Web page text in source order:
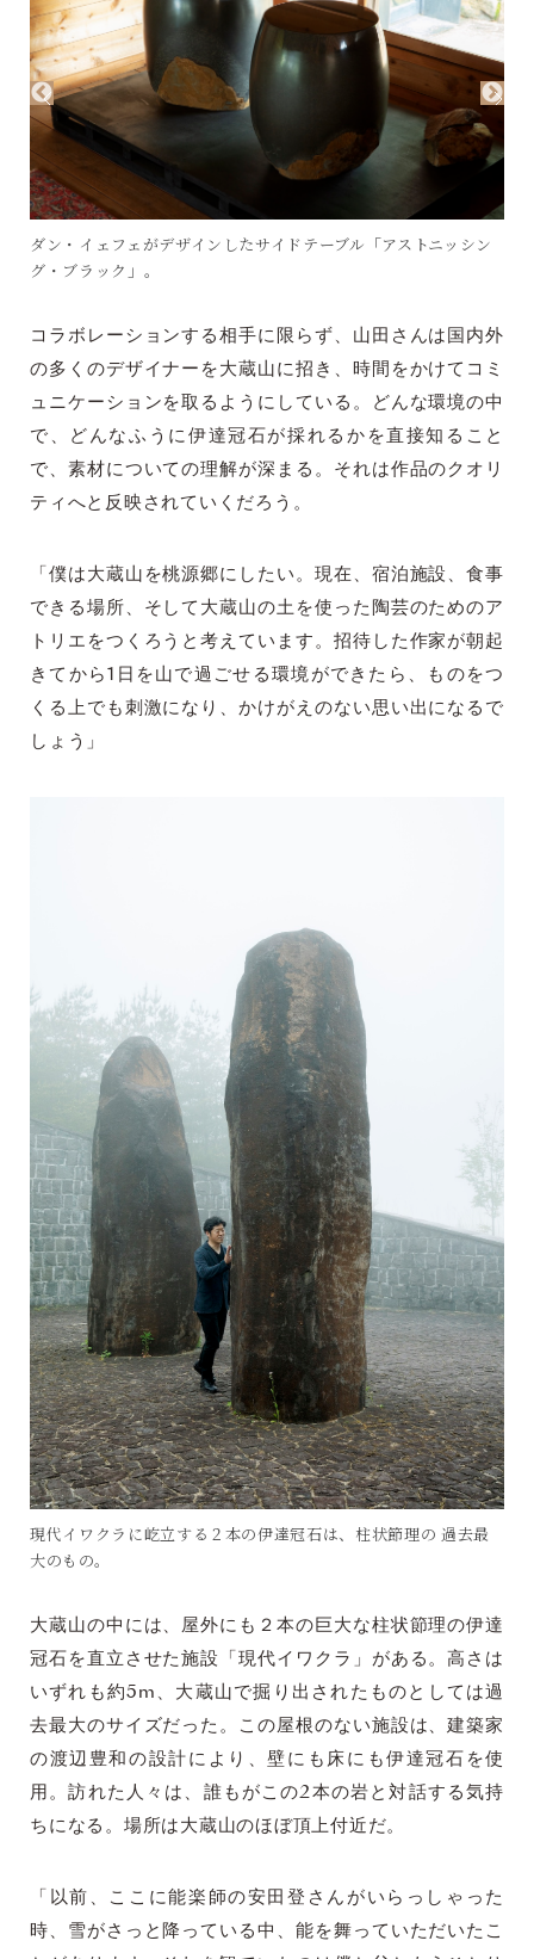
ダン・イェフェがデザインしたサイドテーブル「アストニッシン
グ・ブラック」。
コラボレーションする相手に限らず、山田さんは国内外
の多くのデザイナーを大蔵山に招き、時間をかけてコミ
ュニケーションを取るようにしている。どんな環境の中
で、どんなふうに伊達冠石が採れるかを直接知ること
で、素材についての理解が深まる。それは作品のクオリ
ティへと反映されていくだろう。
「僕は大蔵山を桃源郷にしたい。現在、宿泊施設、食事
できる場所、そして大蔵山の土を使った陶芸のためのア
トリエをつくろうと考えています。招待した作家が朝起
きてから1日を山で過ごせる環境ができたら、ものをつ
くる上でも刺激になり、かけがえのない思い出になるで
しょう」
現代イワクラに屹立する２本の伊達冠石は、柱状節理の 過去最
大のもの。
大蔵山の中には、屋外にも２本の巨大な柱状節理の伊達
冠石を直立させた施設「現代イワクラ」がある。高さは
いずれも約5m、大蔵山で掘り出されたものとしては過
去最大のサイズだった。この屋根のない施設は、建築家
の渡辺豊和の設計により、壁にも床にも伊達冠石を使
用。訪れた人々は、誰もがこの2本の岩と対話する気持
ちになる。場所は大蔵山のほぼ頂上付近だ。
「以前、ここに能楽師の安田登さんがいらっしゃった
時、雪がさっと降っている中、能を舞っていただいたこ